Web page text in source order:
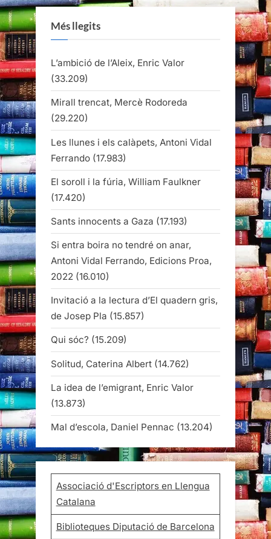
Més llegits
L’ambició de l’Aleix, Enric Valor
(33.209)
Mirall trencat, Mercè Rodoreda
(29.220)
Les llunes i els calàpets, Antoni Vidal
Ferrando (17.983)
El soroll i la fúria, William Faulkner
(17.420)
Sants innocents a Gaza (17.193)
Si entra boira no tendré on anar,
Antoni Vidal Ferrando, Edicions Proa,
2022 (16.010)
Invitació a la lectura d’El quadern gris,
de Josep Pla (15.857)
Qui sóc? (15.209)
Solitud, Caterina Albert (14.762)
La idea de l’emigrant, Enric Valor
(13.873)
Mal d’escola, Daniel Pennac (13.204)
Associació d'Escriptors en Llengua
Catalana
Biblioteques Diputació de Barcelona